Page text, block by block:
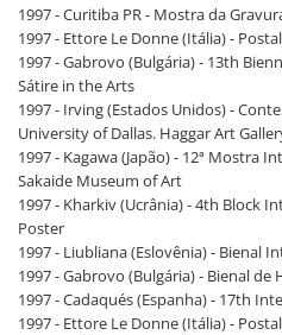
1997 - Curitiba PR - Mostra da
1997 - Ettore Le Donne (Itália) -
1997 - Gabrovo (Bulgária) - 13th
Sátire in the Arts
1997 - Irving (Estados Unidos) -
University of Dallas. Haggar Art
1997 - Kagawa (Japão) - 12ª Mostra
Sakaide Museum of Art
1997 - Kharkiv (Ucrânia) - 4th Block
Poster
1997 - Liubliana (Eslovênia) - Bienal
1997 - Gabrovo (Bulgária) - Bienal de
1997 - Cadaqués (Espanha) - 17th
1997 - Ettore Le Donne (Itália) -